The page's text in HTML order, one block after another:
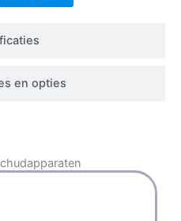
en opties